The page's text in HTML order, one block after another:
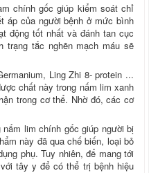
chính gốc giúp kiểm soát chỉ
áp của người bệnh ở mức bình
động tốt nhất và đánh tan cục
trạng tắc nghẽn mạch máu sẽ
Ling Zhi 8- protein ...
chất này trong nấm lim xanh
trong cơ thể. Nhờ đó, các cơ
lim chính gốc giúp người bị
này đã qua chế biến, loại bỏ
phụ. Tuy nhiên, để mang tới
tây y để có thể trị bệnh hiệu